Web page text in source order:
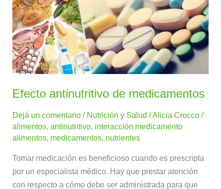
Efecto antinutritivo de medicamentos
Dejá un comentario / Nutrición y Salud /Alicia Crocco/
alimentos,antinutritivo, interacción medicamento
alimentos, medicamentos, nutrientes
Tomar medicación es beneficioso cuando es prescripta
por un especialista médico. Hay que prestar atención
con respecto a cómo debe ser administrada para que
medicamentos